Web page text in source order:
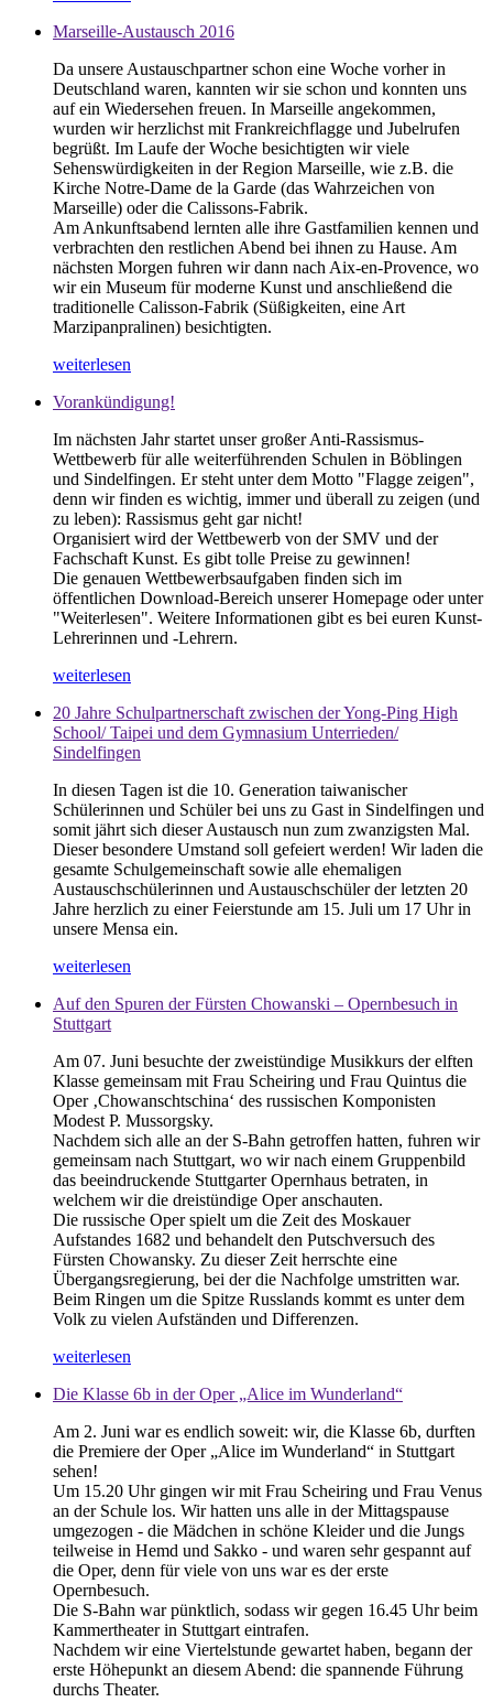
Marseille-Austausch 2016
Da unsere Austauschpartner schon eine Woche vorher in
Deutschland waren, kannten wir sie schon und konnten uns
auf ein Wiedersehen freuen. In Marseille angekommen,
wurden wir herzlichst mit Frankreichflagge und Jubelrufen
begrüßt. Im Laufe der Woche besichtigten wir viele
Sehenswürdigkeiten in der Region Marseille, wie z.B. die
Kirche Notre-Dame de la Garde (das Wahrzeichen von
Marseille) oder die Calissons-Fabrik.
Am Ankunftsabend lernten alle ihre Gastfamilien kennen und
verbrachten den restlichen Abend bei ihnen zu Hause. Am
nächsten Morgen fuhren wir dann nach Aix-en-Provence, wo
wir ein Museum für moderne Kunst und anschließend die
traditionelle Calisson-Fabrik (Süßigkeiten, eine Art
Marzipanpralinen) besichtigten.
weiterlesen
Vorankündigung!
Im nächsten Jahr startet unser großer Anti-Rassismus-
Wettbewerb für alle weiterführenden Schulen in Böblingen
und Sindelfingen. Er steht unter dem Motto "Flagge zeigen",
denn wir finden es wichtig, immer und überall zu zeigen (und
zu leben): Rassismus geht gar nicht!
Organisiert wird der Wettbewerb von der SMV und der
Fachschaft Kunst. Es gibt tolle Preise zu gewinnen!
Die genauen Wettbewerbsaufgaben finden sich im
öffentlichen Download-Bereich unserer Homepage oder unter
"Weiterlesen". Weitere Informationen gibt es bei euren Kunst-
Lehrerinnen und -Lehrern.
weiterlesen
20 Jahre Schulpartnerschaft zwischen der Yong-Ping High
School/ Taipei und dem Gymnasium Unterrieden/
Sindelfingen
In diesen Tagen ist die 10. Generation taiwanischer
Schülerinnen und Schüler bei uns zu Gast in Sindelfingen und
somit jährt sich dieser Austausch nun zum zwanzigsten Mal.
Dieser besondere Umstand soll gefeiert werden! Wir laden die
gesamte Schulgemeinschaft sowie alle ehemaligen
Austauschschülerinnen und Austauschschüler der letzten 20
Jahre herzlich zu einer Feierstunde am 15. Juli um 17 Uhr in
unsere Mensa ein.
weiterlesen
Auf den Spuren der Fürsten Chowanski – Opernbesuch in
Stuttgart
Am 07. Juni besuchte der zweistündige Musikkurs der elften
Klasse gemeinsam mit Frau Scheiring und Frau Quintus die
Oper ‚Chowanschtschina‘ des russischen Komponisten
Modest P. Mussorgsky.
Nachdem sich alle an der S-Bahn getroffen hatten, fuhren wir
gemeinsam nach Stuttgart, wo wir nach einem Gruppenbild
das beeindruckende Stuttgarter Opernhaus betraten, in
welchem wir die dreistündige Oper anschauten.
Die russische Oper spielt um die Zeit des Moskauer
Aufstandes 1682 und behandelt den Putschversuch des
Fürsten Chowansky. Zu dieser Zeit herrschte eine
Übergangsregierung, bei der die Nachfolge umstritten war.
Beim Ringen um die Spitze Russlands kommt es unter dem
Volk zu vielen Aufständen und Differenzen.
weiterlesen
Die Klasse 6b in der Oper „Alice im Wunderland“
Am 2. Juni war es endlich soweit: wir, die Klasse 6b, durften
die Premiere der Oper „Alice im Wunderland“ in Stuttgart
sehen!
Um 15.20 Uhr gingen wir mit Frau Scheiring und Frau Venus
an der Schule los. Wir hatten uns alle in der Mittagspause
umgezogen - die Mädchen in schöne Kleider und die Jungs
teilweise in Hemd und Sakko - und waren sehr gespannt auf
die Oper, denn für viele von uns war es der erste
Opernbesuch.
Die S-Bahn war pünktlich, sodass wir gegen 16.45 Uhr beim
Kammertheater in Stuttgart eintrafen.
Nachdem wir eine Viertelstunde gewartet haben, begann der
erste Höhepunkt an diesem Abend: die spannende Führung
durchs Theater.